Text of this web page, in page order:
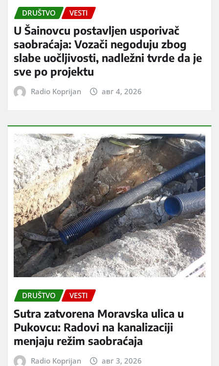
DRUŠTVO VESTI
U Šainovcu postavljen usporivač
saobraćaja: Vozači negoduju zbog
slabe uočljivosti, nadležni tvrde da je
sve po projektu
Radio Koprijan авг 4, 2026
DRUŠTVO VESTI
Sutra zatvorena Moravska ulica u
Pukovcu: Radovi na kanalizaciji
menjaju režim saobraćaja
Radio Koprijan авг 3, 2026